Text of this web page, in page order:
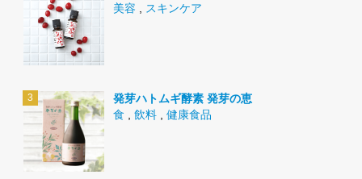
美容
スキンケア
発芽ハトムギ酵素 発芽の恵
食
飲料 健康食品